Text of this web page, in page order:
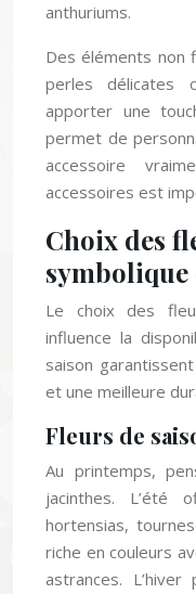
anthuriums.
Des éléments non
perles délicates
apporter une
permet de
accessoire
accessoires est
Choix des
Le choix des
influence la
saison
et une meilleure
Fleurs de
Au printemps,
jacinthes. L’été
hortensias,
riche en couleurs
astrances.